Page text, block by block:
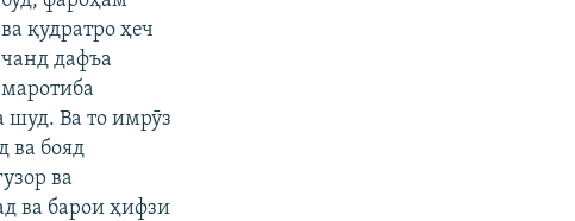
қудратро ҳеч
дафъа
шуд. Ва то имрӯз
ва бояд
ва
ва барои ҳифзи